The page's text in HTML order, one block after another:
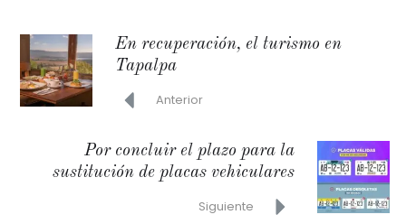
En recuperación, el turismo en
Tapalpa
Anterior
Por concluir el plazo para la
sustitución de placas vehiculares
Siguiente